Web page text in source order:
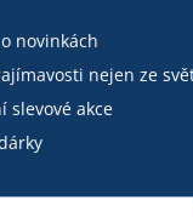
novinkách
nejen ze
slevové akce